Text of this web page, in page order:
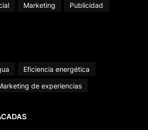
Marketing
Publicidad
Eficiencia energética
de experiencias